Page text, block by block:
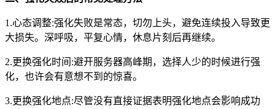
1.心态调整:强化失败是常态，切勿上头，避免连续投入导致更
大损失。深呼吸，平复心情，休息片刻后再继续。
2.更换强化时间:避开服务器高峰期，选择人少的时候进行强
化，也许会有意想不到的惊喜。
3.更换强化地点:尽管没有直接证据表明强化地点会影响成功